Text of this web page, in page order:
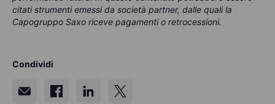
citati strumenti emessi da società partner, dalle quali la
Capogruppo Saxo riceve pagamenti o retrocessioni.
Condividi